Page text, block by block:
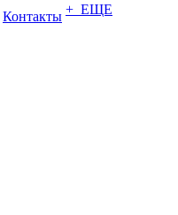
Контакты + ЕЩЕ